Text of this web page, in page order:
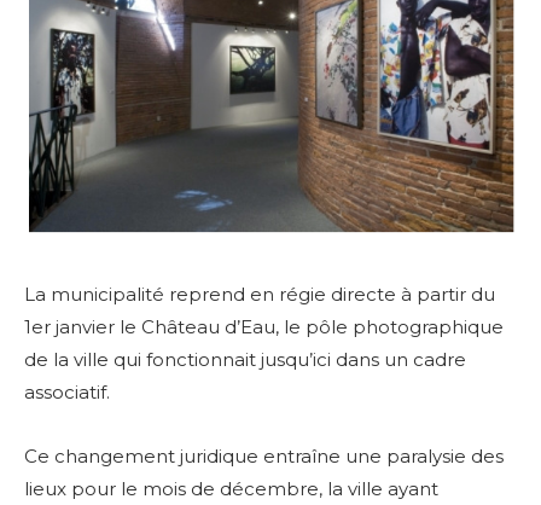
La municipalité reprend en régie directe à partir du
1er janvier le Château d’Eau, le pôle photographique
de la ville qui fonctionnait jusqu’ici dans un cadre
associatif.
Ce changement juridique entraîne une paralysie des
lieux pour le mois de décembre, la ville ayant